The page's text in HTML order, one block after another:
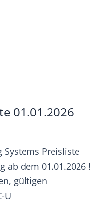
01.01.2026
Systems Preisliste
ab dem 01.01.2026 !
gültigen
U